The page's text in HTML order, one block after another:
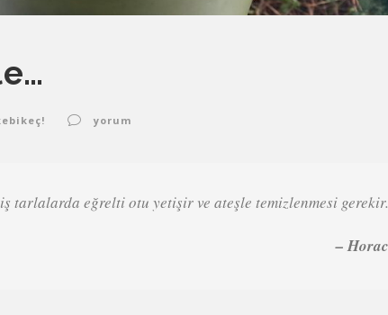
yorum
tarlalarda eğrelti otu yetişir ve ateşle temizlenmesi
–